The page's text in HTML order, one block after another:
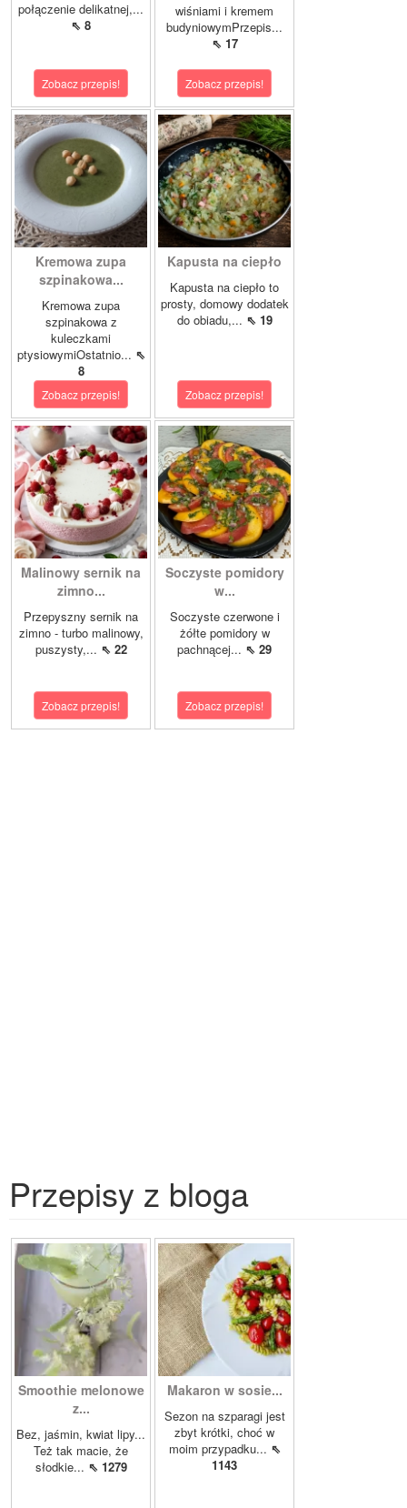
połączenie delikatnej,...
⇖ 8
Zobacz przepis!
wiśniami i kremem
budyniowymPrzepis...
⇖ 17
Zobacz przepis!
Kremowa zupa
szpinakowa...
Kremowa zupa
szpinakowa z
kuleczkami
ptysiowymiOstatnio... ⇖
8
Zobacz przepis!
Kapusta na ciepło
Kapusta na ciepło to
prosty, domowy dodatek
do obiadu,... ⇖ 19
Zobacz przepis!
Malinowy sernik na
zimno...
Przepyszny sernik na
zimno - turbo malinowy,
puszysty,... ⇖ 22
Zobacz przepis!
Soczyste pomidory
w...
Soczyste czerwone i
żółte pomidory w
pachnącej... ⇖ 29
Zobacz przepis!
Przepisy z bloga
Smoothie melonowe
z...
Bez, jaśmin, kwiat lipy...
Też tak macie, że
słodkie... ⇖ 1279
Makaron w sosie...
Sezon na szparagi jest
zbyt krótki, choć w
moim przypadku... ⇖
1143